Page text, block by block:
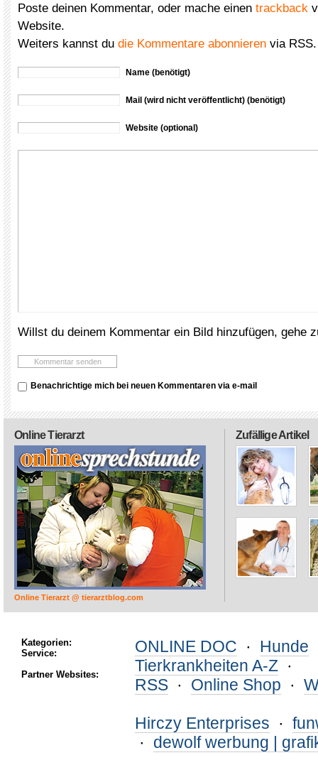
Poste deinen Kommentar, oder mache einen trackback
Website.
Weiters kannst du die Kommentare abonnieren via RSS.
Name (benötigt)
Mail (wird nicht veröffentlicht) (benötigt)
Website (optional)
Willst du deinem Kommentar ein Bild hinzufügen, gehe
Benachrichtige mich bei neuen Kommentaren via e-mail
Zufällige Artikel
Online Tierarzt
Online Tierarzt @ tierarztblog.com
Kategorien:
Service:
Partner Websites:
ONLINE DOC · Hunde
Tierkrankheiten A-Z ·
RSS · Online Shop ·
Hirczy Enterprises ·
· dewolf werbung |